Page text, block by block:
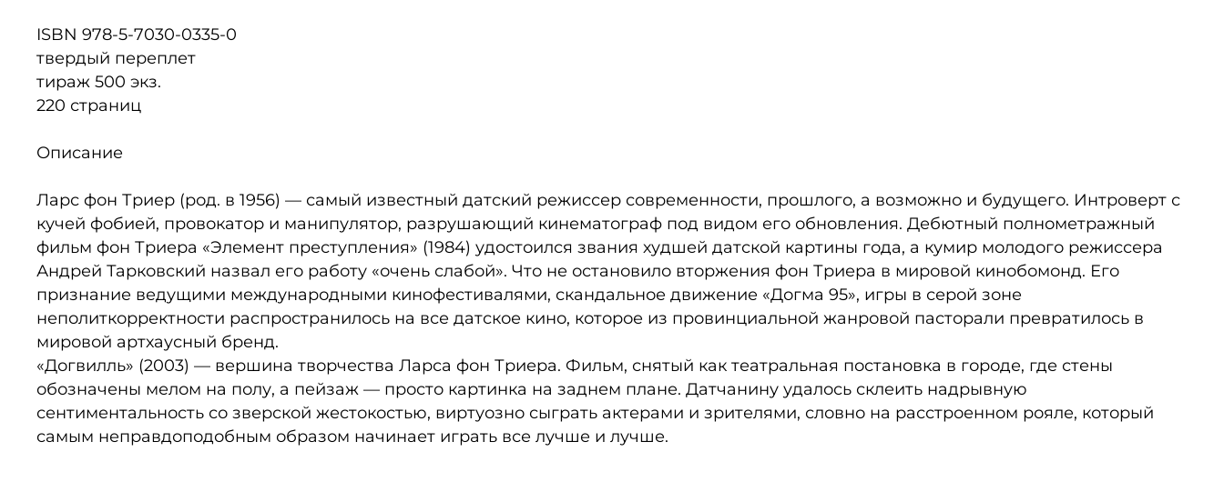
ISBN 978-5-7030-0335-0
твердый переплет
тираж 500 экз.
220 страниц
Описание
Ларс фон Триер (род. в 1956) — самый известный датский режиссер современности, прошлого, а возможно и будущего. Интроверт с
кучей фобией, провокатор и манипулятор, разрушающий кинематограф под видом его обновления. Дебютный полнометражный
фильм фон Триера «Элемент преступления» (1984) удостоился звания худшей датской картины года, а кумир молодого режиссера
Андрей Тарковский назвал его работу «очень слабой». Что не остановило вторжения фон Триера в мировой кинобомонд. Его
признание ведущими международными кинофестивалями, скандальное движение «Догма 95», игры в серой зоне
неполиткорректности распространилось на все датское кино, которое из провинциальной жанровой пасторали превратилось в
мировой артхаусный бренд.
«Догвилль» (2003) — вершина творчества Ларса фон Триера. Фильм, снятый как театральная постановка в городе, где стены
обозначены мелом на полу, а пейзаж — просто картинка на заднем плане. Датчанину удалось склеить надрывную
сентиментальность со зверской жестокостью, виртуозно сыграть актерами и зрителями, словно на расстроенном рояле, который
самым неправдоподобным образом начинает играть все лучше и лучше.